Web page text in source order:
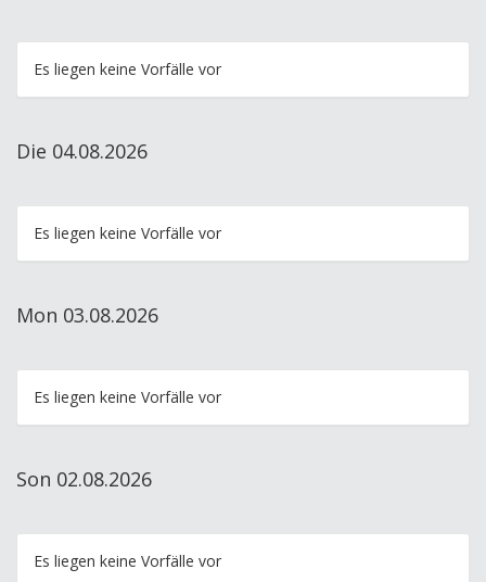
Es liegen keine Vorfälle vor
Die 04.08.2026
Es liegen keine Vorfälle vor
Mon 03.08.2026
Es liegen keine Vorfälle vor
Son 02.08.2026
Es liegen keine Vorfälle vor